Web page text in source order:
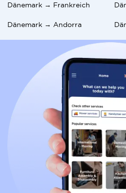
Dänemark → Frankreich
Dänemark → Andorra